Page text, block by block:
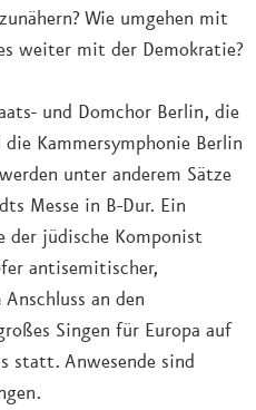
Wie umgehen mit
weiter mit der Demokratie?
und Domchor Berlin, die
Kammersymphonie Berlin
unter anderem Sätze
Messe in B-Dur. Ein
der jüdische Komponist
antisemitischer,
an den
Singen für Europa auf
statt. Anwesende sind